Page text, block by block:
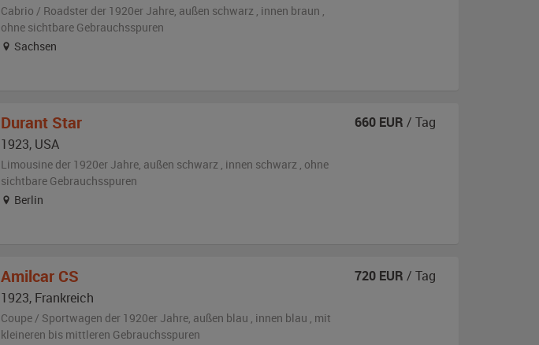
Cabrio / Roadster der 1920er Jahre, außen schwarz , innen braun ,
ohne sichtbare Gebrauchsspuren
Sachsen
Durant Star
1923, USA
Limousine der 1920er Jahre, außen schwarz , innen schwarz , ohne
sichtbare Gebrauchsspuren
Berlin
660 EUR / Tag
Amilcar CS
1923, Frankreich
Coupe / Sportwagen der 1920er Jahre, außen blau , innen blau , mit
kleineren bis mittleren Gebrauchsspuren
720 EUR / Tag